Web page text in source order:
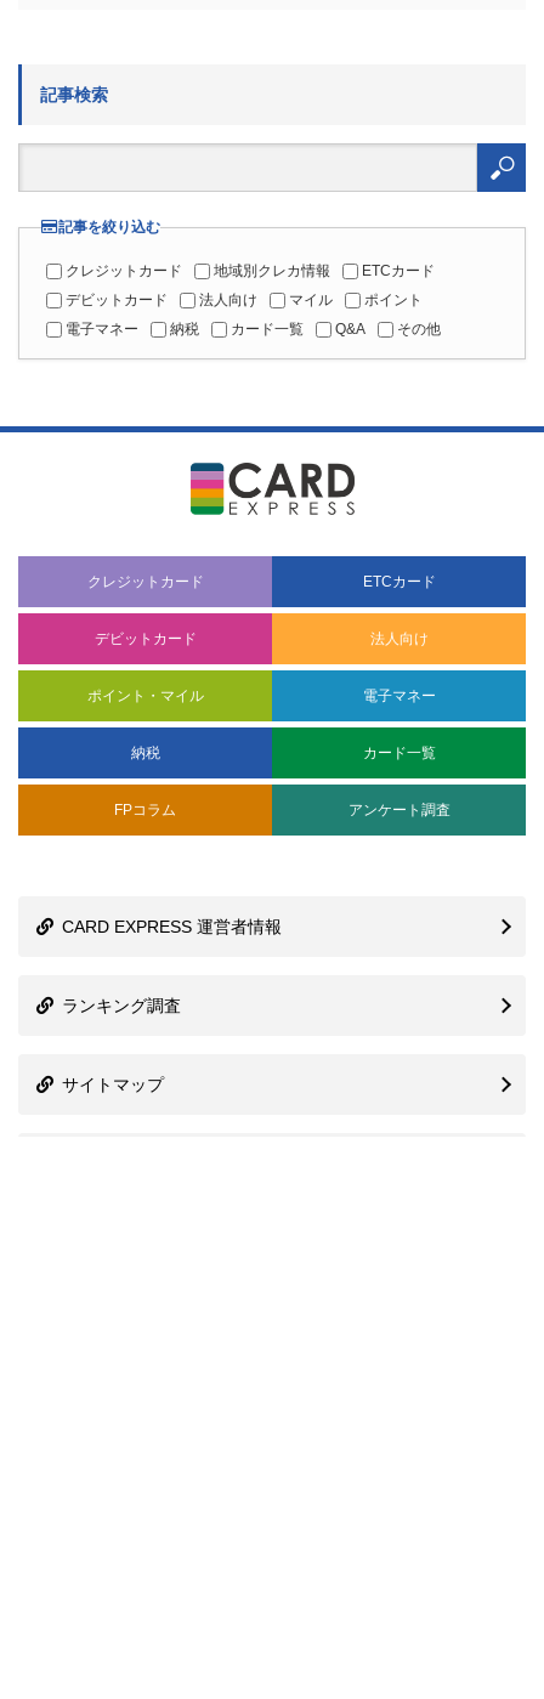
記事検索
検
記事を絞り込む
クレジットカード 地域別クレカ情報
ETCカード
デビットカード
法人向け マイル
ポイント
電子マネー
納税 カード一覧 Q&A その他
クレジットカード ETCカード
デビットカード 法人向け
ポイント・マイル 電子マネー
納税 カード一覧
FPコラム アンケート調査
CARD EXPRESS 運営者情報
ランキング調査
サイトマップ